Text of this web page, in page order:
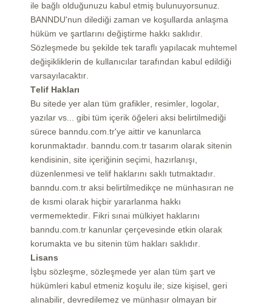
ile bağlı olduğunuzu kabul etmiş bulunuyorsunuz.
BANNDU'nun dilediği zaman ve koşullarda anlaşma
hüküm ve şartlarını değiştirme hakkı saklıdır.
Sözleşmede bu şekilde tek taraflı yapılacak muhtemel
değişikliklerin de kullanıcılar tarafından kabul edildiği
varsayılacaktır.
Telif Hakları
Bu sitede yer alan tüm grafikler, resimler, logolar,
yazılar vs... gibi tüm içerik öğeleri aksi belirtilmediği
sürece banndu.com.tr'ye aittir ve kanunlarca
korunmaktadır. banndu.com.tr tasarım olarak sitenin
kendisinin, site içeriğinin seçimi, hazırlanışı,
düzenlenmesi ve telif haklarını saklı tutmaktadır.
banndu.com.tr aksi belirtilmedikçe ne münhasıran ne
de kısmi olarak hiçbir yararlanma hakkı
vermemektedir. Fikri sınai mülkiyet haklarını
banndu.com.tr kanunlar çerçevesinde etkin olarak
korumakta ve bu sitenin tüm hakları saklıdır.
Lisans
İşbu sözleşme, sözleşmede yer alan tüm şart ve
hükümleri kabul etmeniz koşulu ile; size kişisel, geri
alınabilir, devredilemez ve münhasır olmayan bir